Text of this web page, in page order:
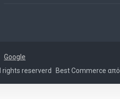
Google
reserverd
Best Commerce από